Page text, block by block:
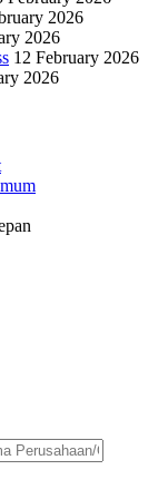
2026
2026
12 February 2026
2026